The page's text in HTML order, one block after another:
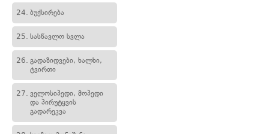
24. ბუქსირება
25. სასწავლო სვლა
26. გადაზიდვები, ხალხი,
ტვირთი
27. ველოსიპედი, მოპედი
და პირუტყვის
გადარეკვა